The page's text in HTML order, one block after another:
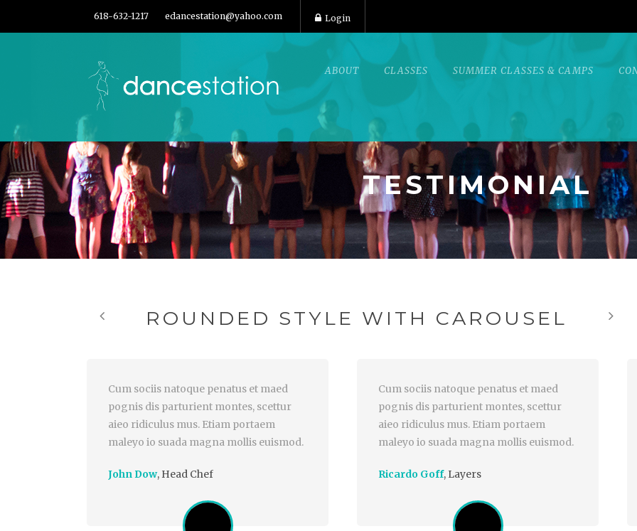
618-632-1217 edancestation@yahoo.com Login
ABOUT CLASSES SUMMER CLASSES & CAMPS
TESTIMONIAL
ROUNDED STYLE WITH CAROUSEL
Cum sociis natoque penatus et maed
pognis dis parturient montes, scettur
aieo ridiculus mus. Etiam portaem
maleyo io suada magna mollis euismod.
John Dow, Head Chef
Cum sociis natoque penatus et maed
pognis dis parturient montes, scettur
aieo ridiculus mus. Etiam portaem
maleyo io suada magna mollis euismod.
Ricardo Goff, Layers